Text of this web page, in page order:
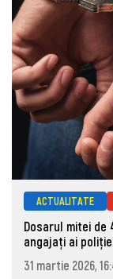
ACTUALITATE
Dosarul mitei de
angajați ai
31 martie 2026,